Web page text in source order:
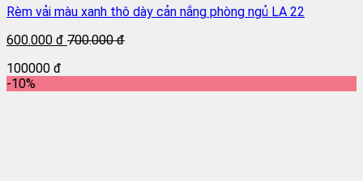
Rèm vải màu xanh thô dày cản nắng phòng ngủ LA 22
600.000 đ 700.000 đ
100000 đ
-10%